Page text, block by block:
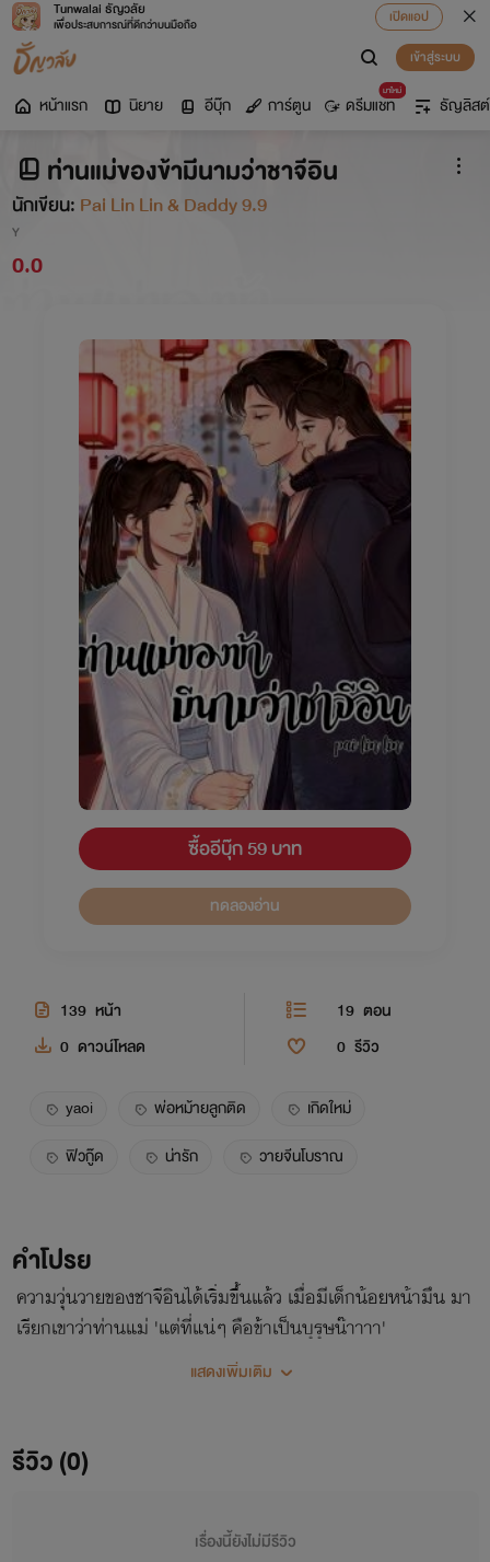
Tunwalai ธัญวลัย
เพื่อประสบการณ์ที่ดีกว่าบนมือถือ
เปิดแอป
เข้าสู่ระบบ
หน้าแรก นิยาย อีบุ๊ก การ์ตูน
มาใหม่
ดรีมแชท ธัญลิสต์
ท่านแม่ของข้ามีนามว่าชาจีอิน
นักเขียน: Pai Lin Lin & Daddy 9.9
Y
0.0
ซื้ออีบุ๊ก 59 บาท
ทดลองอ่าน
139 หน้า 19 ตอน
0 ดาวน์โหลด 0 รีวิว
yaoi พ่อหม้ายลูกติด
เกิดใหม่
ฟิวกู๊ด
น่ารัก วายจีนโบราณ
คำโปรย
ความวุ่นวายของชาจีอินได้เริ่มขึ้นแล้ว เมื่อมีเด็กน้อยหน้ามึน มา
เรียกเขาว่าท่านแม่ 'แต่ที่แน่ๆ คือข้าเป็นบุรุษน๊าาาา'
แสดงเพิ่มเติม
รีวิว (0)
เรื่องนี้ยังไม่มีรีวิว